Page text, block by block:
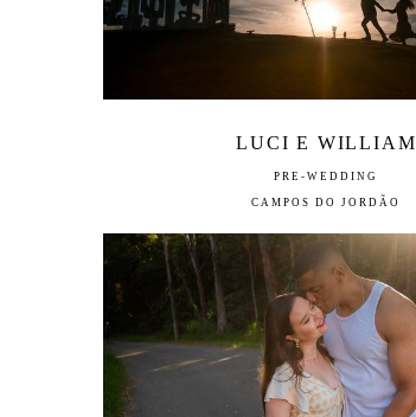
LUCI E WILLIAM
PRE-WEDDING
CAMPOS DO JORDÃO